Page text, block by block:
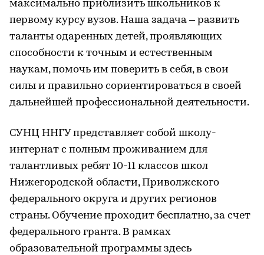
максимально приблизить школьников к
первому курсу вузов. Наша задача – развить
таланты одаренных детей, проявляющих
способности к точным и естественным
наукам, помочь им поверить в себя, в свои
силы и правильно сориентироваться в своей
дальнейшей профессиональной деятельности.
СУНЦ ННГУ представляет собой школу-
интернат с полным проживанием для
талантливых ребят 10-11 классов школ
Нижегородской области, Приволжского
федерального округа и других регионов
страны. Обучение проходит бесплатно, за счет
федерального гранта. В рамках
образовательной программы здесь